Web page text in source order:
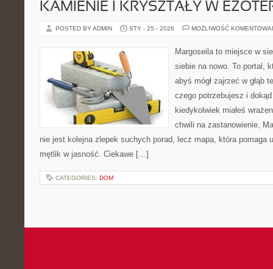
KAMIENIE I KRYSZTAŁY W
POSTED BY ADMIN STY - 25 - 2026 MOŻLIWOŚĆ
Margoseila to miejsce w
siebie na nowo. To portal,
abyś mógł zajrzeć w głąb
czego potrzebujesz i
kiedykolwiek miałeś
chwili na zastanowienie,
nie jest kolejna zlepek suchych porad, lecz mapa, która pomaga
mętlik w jasność. Ciekawe […]
CATEGORIES: DOM